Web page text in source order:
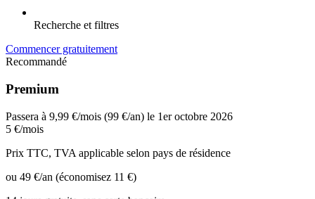
Recherche et filtres
Commencer gratuitement
Recommandé
Premium
Passera à 9,99 €/mois (99 €/an) le 1er octobre 2026
5 €/mois
Prix TTC, TVA applicable selon pays de résidence
ou 49 €/an (économisez 11 €)